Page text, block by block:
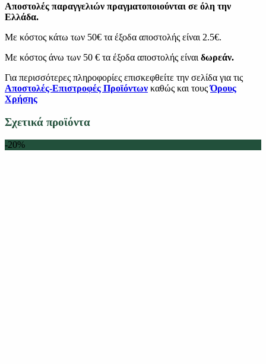
Αποστολές παραγγελιών πραγματοποιούνται σε όλη την
Ελλάδα.
Με κόστος κάτω των 50€ τα έξοδα αποστολής είναι 2.5€.
Με κόστος άνω των 50 € τα έξοδα αποστολής είναι δωρεάν.
Για περισσότερες πληροφορίες επισκεφθείτε την σελίδα για τις
Αποστολές-Επιστροφές Προϊόντων καθώς και τουςΌρους
Χρήσης
Σχετικά προϊόντα
-20%